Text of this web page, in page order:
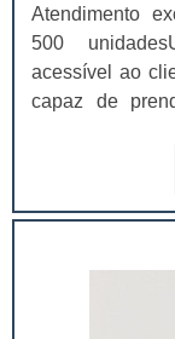
Atendimento
500
acessível ao
capaz de
finalidades,
investir em